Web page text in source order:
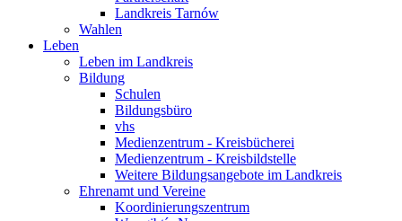
Landkreis Tarnów
Wahlen
Leben
Leben im Landkreis
Bildung
Schulen
Bildungsbüro
vhs
Medienzentrum - Kreisbücherei
Medienzentrum - Kreisbildstelle
Weitere Bildungsangebote im Landkreis
Ehrenamt und Vereine
Koordinierungszentrum